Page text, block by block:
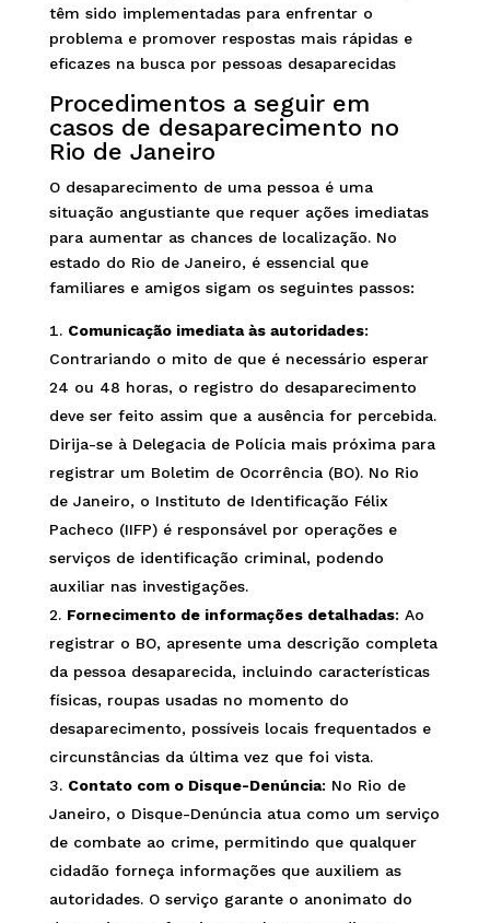
têm sido implementadas para enfrentar o
problema e promover respostas mais rápidas e
eficazes na busca por pessoas desaparecidas
Procedimentos a seguir em
casos de desaparecimento no
Rio de Janeiro
O desaparecimento de uma pessoa é uma
situação angustiante que requer ações imediatas
para aumentar as chances de localização. No
estado do Rio de Janeiro, é essencial que
familiares e amigos sigam os seguintes passos:
Comunicação imediata às autoridades:
Contrariando o mito de que é necessário esperar
24 ou 48 horas, o registro do desaparecimento
deve ser feito assim que a ausência for percebida.
Dirija-se à Delegacia de Polícia mais próxima para
registrar um Boletim de Ocorrência (BO). No Rio
de Janeiro, o Instituto de Identificação Félix
Pacheco (IIFP) é responsável por operações e
serviços de identificação criminal, podendo
auxiliar nas investigações.
Fornecimento de informações detalhadas: Ao
registrar o BO, apresente uma descrição completa
da pessoa desaparecida, incluindo características
físicas, roupas usadas no momento do
desaparecimento, possíveis locais frequentados e
circunstâncias da última vez que foi vista.
Contato com o Disque-Denúncia: No Rio de
Janeiro, o Disque-Denúncia atua como um serviço
de combate ao crime, permitindo que qualquer
cidadão forneça informações que auxiliem as
autoridades. O serviço garante o anonimato do